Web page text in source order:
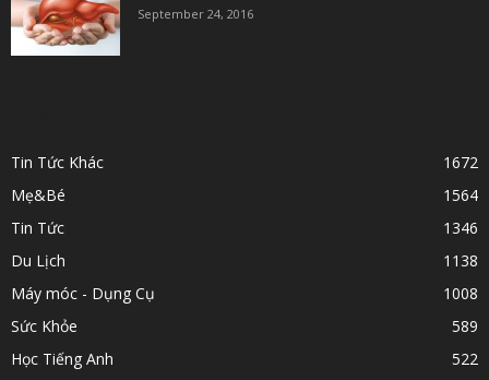
September 24, 2016
Tin Tức Khác
1672
Mẹ&Bé
1564
Tin Tức
1346
Du Lịch
1138
Máy móc - Dụng Cụ
1008
Sức Khỏe
589
Học Tiếng Anh
522